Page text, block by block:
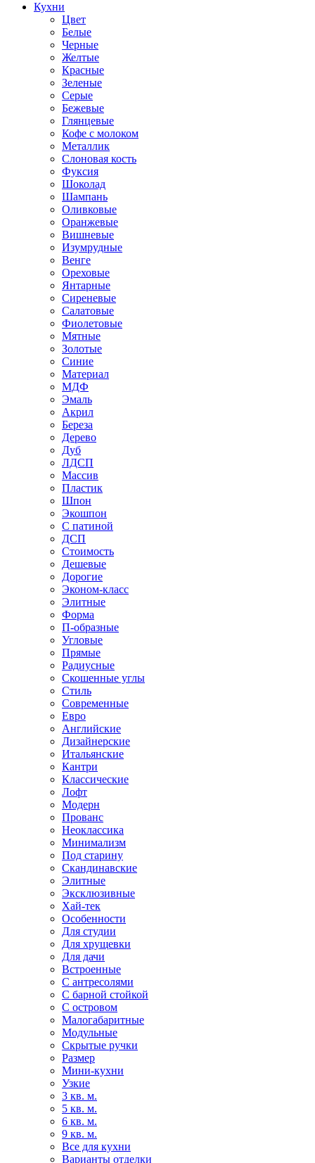
Кухни
Цвет
Белые
Черные
Желтые
Красные
Зеленые
Серые
Бежевые
Глянцевые
Кофе с молоком
Металлик
Слоновая кость
Фуксия
Шоколад
Шампань
Оливковые
Оранжевые
Вишневые
Изумрудные
Венге
Ореховые
Янтарные
Сиреневые
Салатовые
Фиолетовые
Мятные
Золотые
Синие
Материал
МДФ
Эмаль
Акрил
Береза
Дерево
Дуб
ЛДСП
Массив
Пластик
Шпон
Экошпон
С патиной
ДСП
Стоимость
Дешевые
Дорогие
Эконом-класс
Элитные
Форма
П-образные
Угловые
Прямые
Радиусные
Скошенные углы
Стиль
Современные
Евро
Английские
Дизайнерские
Итальянские
Кантри
Классические
Лофт
Модерн
Прованс
Неоклассика
Минимализм
Под старину
Скандинавские
Элитные
Эксклюзивные
Хай-тек
Особенности
Для студии
Для хрущевки
Для дачи
Встроенные
С антресолями
С барной стойкой
С островом
Малогабаритные
Модульные
Скрытые ручки
Размер
Мини-кухни
Узкие
3 кв. м.
5 кв. м.
6 кв. м.
9 кв. м.
Все для кухни
Варианты отделки